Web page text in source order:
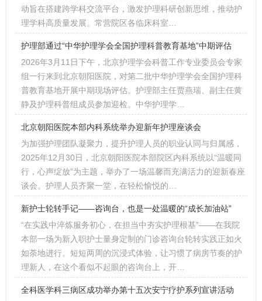
动旨在搭建跨学科交流平台，激发护理科研创新思维，推动护
理学科高质量发展。常营院区各临床科室…
护理部通过“中华护理学会全国护理科普教育基地”中期评估
2026年3月11日下午，北京护理学会科普工作专业委员会专家
组一行来到北京朝阳医院，对第二批中华护理学会全国护理科
普教育基地开展中期现场评估。护理部主任贾燕瑞、副主任黄
静及护理科普组成员参加迎检。中华护理学…
北京朝阳医院本部内科系统举办迎新年护理座谈会
为加强护理团队凝聚力，提升护理人员的职业认同与归属感，
2025年12月30日，北京朝阳医院本部院区内科系统以“温暖同
行，心声绽放”为主题，举办了一场温馨而充满活力的迎新春座
谈会。护理人员齐聚一堂，在轻松愉悦的…
新护士轮转手记——咨询台，也是一处温暖的“成长加油站”
“在实践中淬炼服务初心，在担当中夯实护理根基”——在我院
本部一场为新入职护士量身定制的门诊咨询台轮转实践正如火
如荼地进行。短短两周的沉浸式体验，让习惯了病房节奏的护
理新人，在这个看似不起眼的咨询台上，开…
全科医学科三病区成功举办第十五次安宁疗护系列宣讲活动